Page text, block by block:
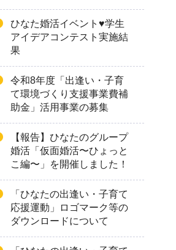
ひなた婚活イベント♥学生
アイデアコンテスト実施結
果
令和8年度「出逢い・子育
て環境づくり支援事業費補
助金」活用事業の募集
【報告】ひなたのグループ
婚活「仮面婚活〜ひょっと
こ編〜」を開催しました！
「ひなたの出逢い・子育て
応援運動」ロゴマーク等の
ダウンロードについて